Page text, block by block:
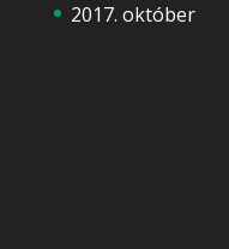
2017. október